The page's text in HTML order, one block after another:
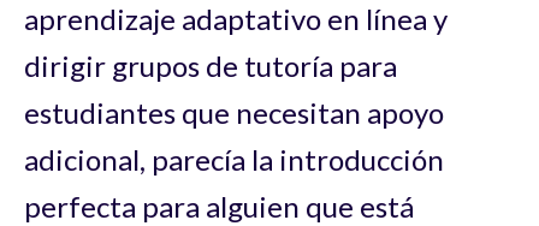
aprendizaje adaptativo en línea y
dirigir grupos de tutoría para
estudiantes que necesitan apoyo
adicional, parecía la introducción
perfecta para alguien que está